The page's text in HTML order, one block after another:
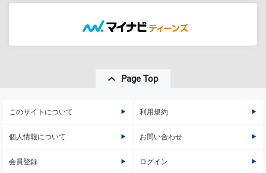
Page Top
このサイトについて 利用規約
個人情報について お問い合わせ
会員登録 ログイン